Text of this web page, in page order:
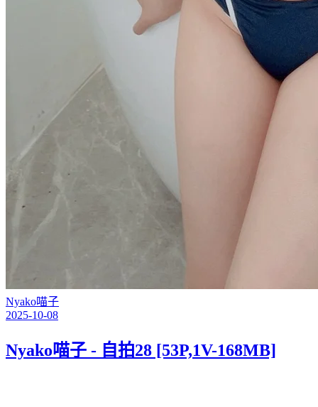
Nyako喵子
2025-10-08
Nyako喵子 - 自拍28 [53P,1V-168MB]